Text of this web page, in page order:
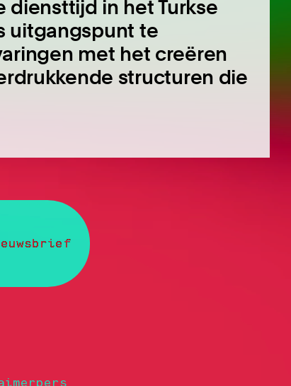
diensttijd in het Turkse
uitgangspunt te
met het creëren
structuren die
pers